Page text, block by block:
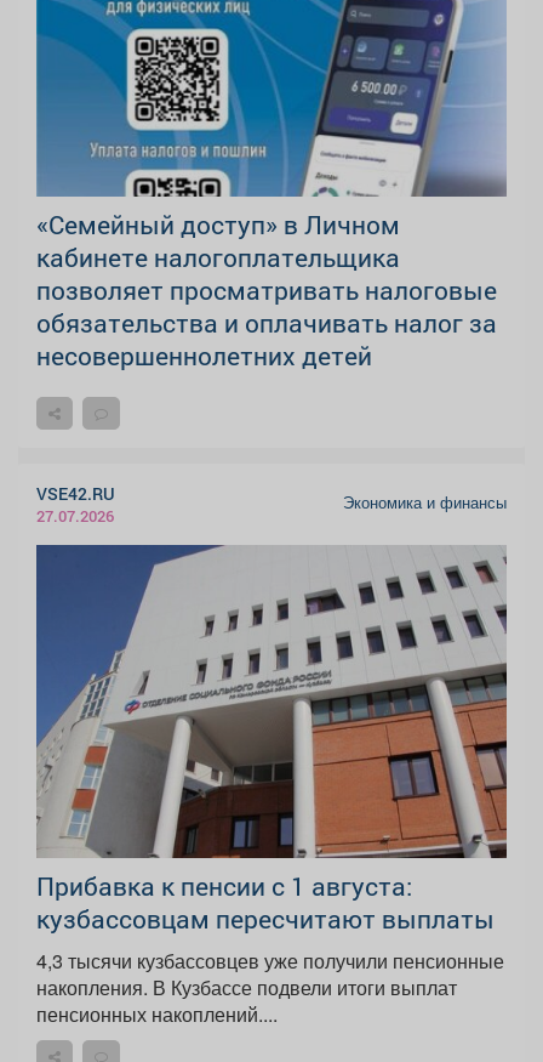
«Семейный доступ» в Личном
кабинете налогоплательщика
позволяет просматривать налоговые
обязательства и оплачивать налог за
несовершеннолетних детей
VSE42.RU
27.07.2026
Экономика и финансы
Прибавка к пенсии с 1 августа:
кузбассовцам пересчитают выплаты
4,3 тысячи кузбассовцев уже получили пенсионные
накопления. В Кузбассе подвели итоги выплат
пенсионных накоплений....